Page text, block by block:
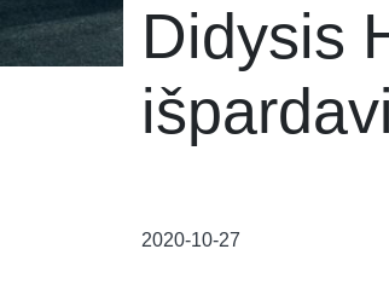
Didysis
2020-10-27